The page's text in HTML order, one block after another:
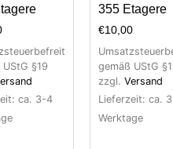
§19
ca. 3-4
355 Etagere
€10,00
gemäß UStG
zzgl. Versand
Lieferzeit: ca.
Werktage